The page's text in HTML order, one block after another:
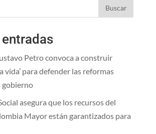
Buscar
Petro convoca a construir
vida’ para defender las reformas
gobierno
asegura que los recursos del
Mayor están garantizados para